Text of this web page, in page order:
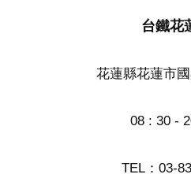
台鐵花
花蓮縣花蓮市
08 : 30 -
TEL： 03-